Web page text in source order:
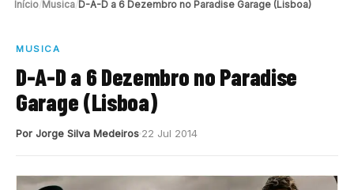
Início Musica D-A-D a 6 Dezembro no Paradise Garage (Lisboa)
MUSICA
D-A-D a 6 Dezembro no Paradise
Garage (Lisboa)
Por Jorge Silva Medeiros 22 Jul 2014